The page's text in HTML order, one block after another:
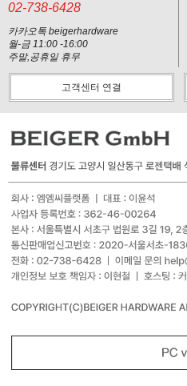
02-738-6428
카카오톡 beigerhardware
월-금 11:00 -16:00
주말,공휴일 휴무
고객센터 연결